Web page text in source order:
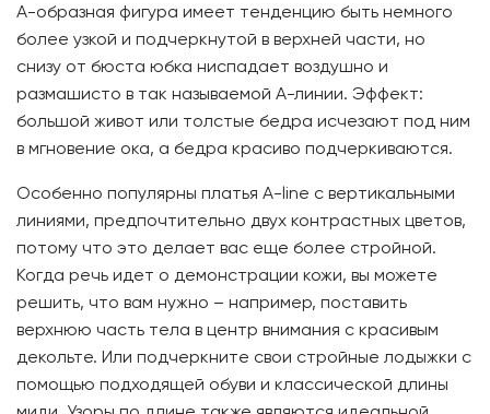
А-образная фигура имеет тенденцию быть немного
более узкой и подчеркнутой в верхней части, но
снизу от бюста юбка ниспадает воздушно и
размашисто в так называемой А-линии. Эффект:
большой живот или толстые бедра исчезают под ним
в мгновение ока, а бедра красиво подчеркиваются.
Особенно популярны платья A-line с вертикальными
линиями, предпочтительно двух контрастных цветов,
потому что это делает вас еще более стройной.
Когда речь идет о демонстрации кожи, вы можете
решить, что вам нужно – например, поставить
верхнюю часть тела в центр внимания с красивым
декольте. Или подчеркните свои стройные лодыжки с
помощью подходящей обуви и классической длины